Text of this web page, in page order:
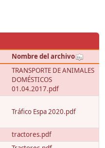
Nombre del archivo
TRANSPORTE DE ANIMALES
DOMÉSTICOS
01.04.2017.pdf
Tráfico Espa 2020.pdf
tractores.pdf